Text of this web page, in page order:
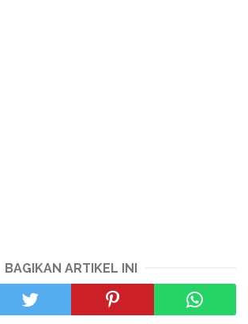
BAGIKAN ARTIKEL INI